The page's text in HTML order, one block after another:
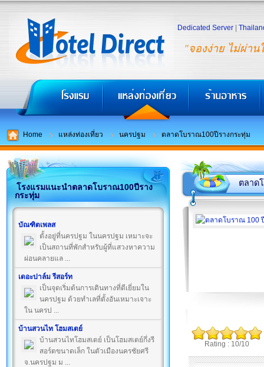
"จองง่าย ไม่ผ่าน
Dedicated Server
Home แหล่งท่องเที่ยว นครปฐม ตลาดโบราณ100ปีรางกระทุ่ม
โรงแรมแนะนำตลาดโบราณ100ปีราง
กระทุ่ม
บัณฑิตเพลส
ตั้งอยู่ที่นครปฐม ในนครปฐม เหมาะจะ
เป็นสถานที่พักสำหรับผู้ที่แสวงหาความ
ผ่อนคลายแล ...
เดอะปาล์ม รีสอร์ท
เป็นจุดเริ่มต้นการเดินทางที่ดีเยี่ยมใน
นครปฐม ด้วยทำเลที่ตั้งอันเหมาะเจาะ
ใน นครป ...
บ้านสวนไท โฮมสเตย์
บ้านสวนไทโฮมสเตย์ เป็นโฮมสเตย์กึ่งรี
สอร์ตขนาดเล็ก ในตัวเมืองนครชัยศรี
จ.นครปฐม ม ...
ตลาด
Rating : 10/10